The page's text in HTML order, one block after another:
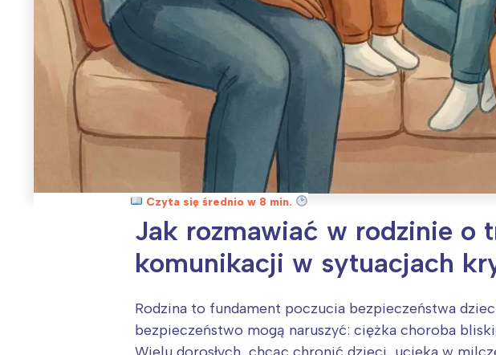
Czyta się średnio w 8 min.
Jak rozmawiać w rodzinie o
komunikacji w sytuacjach
Rodzina to fundament poczucia bezpieczeństwa
bezpieczeństwo mogą naruszyć: ciężka choroba